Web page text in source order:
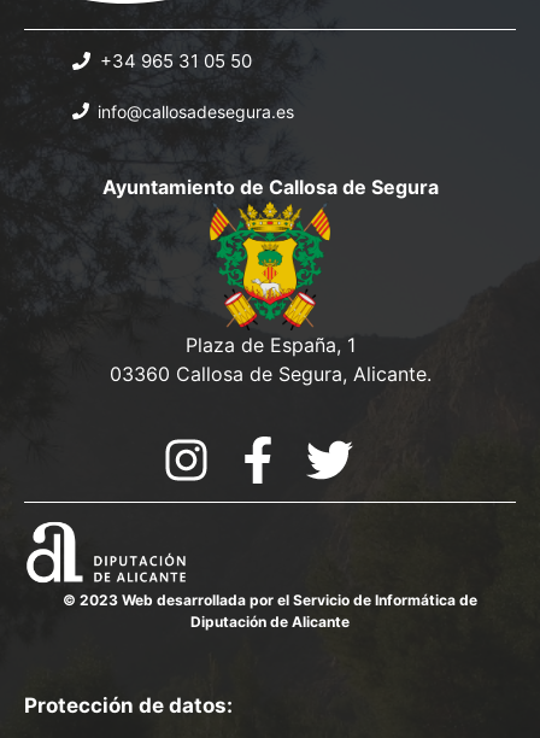
+34 965 31 05 50
info@callosadesegura.es
Ayuntamiento de Callosa de Segura
Plaza de España, 1
03360 Callosa de Segura, Alicante.
© 2023 Web desarrollada por el Servicio de Informática de
Diputación de Alicante
Protección de datos: